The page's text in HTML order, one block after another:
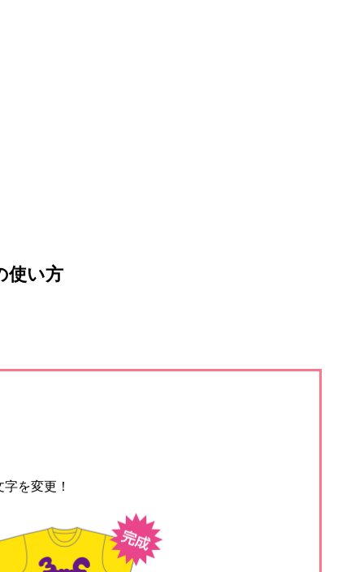
使い方
を変更！